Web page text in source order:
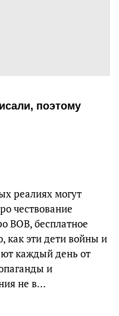
поэтому
реалиях могут
чествование
ВОВ, бесплатное
как эти дети войны и
каждый день от
и
не в…